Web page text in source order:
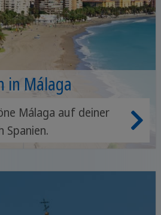
in Málaga
Málaga auf deiner
Spanien.